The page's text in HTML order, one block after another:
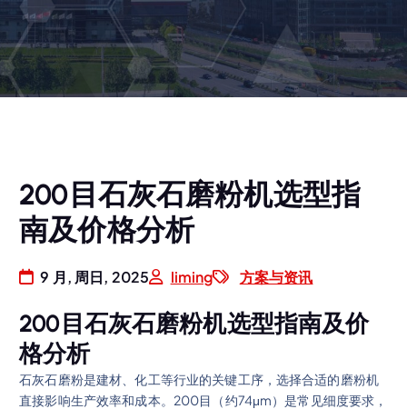
200目石灰石磨粉机选型指
南及价格分析
9 月, 周日, 2025 liming 方案与资讯
200目石灰石磨粉机选型指南及价
格分析
石灰石磨粉是建材、化工等行业的关键工序，选择合适的磨粉机
直接影响生产效率和成本。200目（约74μm）是常见细度要求，